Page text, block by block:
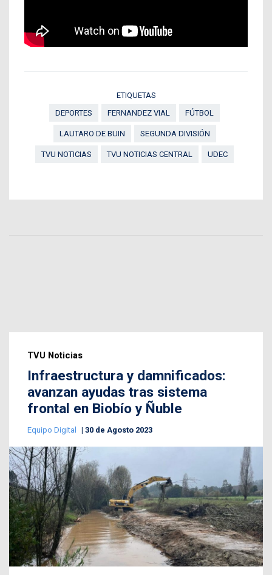
ETIQUETAS
DEPORTES
FERNANDEZ VIAL FÚTBOL
LAUTARO DE BUIN SEGUNDA DIVISIÓN
TVU NOTICIAS TVU NOTICIAS CENTRAL UDEC
TVU Noticias
Infraestructura y damnificados:
avanzan ayudas tras sistema
frontal en Biobío y Ñuble
Equipo Digital 30 de Agosto 2023